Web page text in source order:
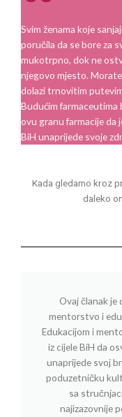
Svim ženama koje
poručila da se bore za
mukotrpno, dok ne
njegovo mjesto.
dolazi trnovitim
Budućim farmaceutima
ovu granu farmacije da
BiH unaprijede svoje
Kada gledamo kroz
daleko
Ovaj članak je
mentorstvo i
Edukacijom i
iz cijele BiH da
unaprijede svoj
poduzetničku
sa
najizazovnije